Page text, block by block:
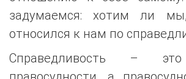
задумаемся: хотим ли
относился к нам по
Справедливость – это